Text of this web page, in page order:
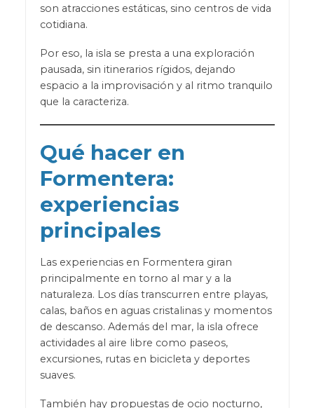
son atracciones estáticas, sino centros de vida
cotidiana.
Por eso, la isla se presta a una exploración
pausada, sin itinerarios rígidos, dejando
espacio a la improvisación y al ritmo tranquilo
que la caracteriza.
Qué hacer en
Formentera:
experiencias
principales
Las experiencias en Formentera giran
principalmente en torno al mar y a la
naturaleza. Los días transcurren entre playas,
calas, baños en aguas cristalinas y momentos
de descanso. Además del mar, la isla ofrece
actividades al aire libre como paseos,
excursiones, rutas en bicicleta y deportes
suaves.
También hay propuestas de ocio nocturno,